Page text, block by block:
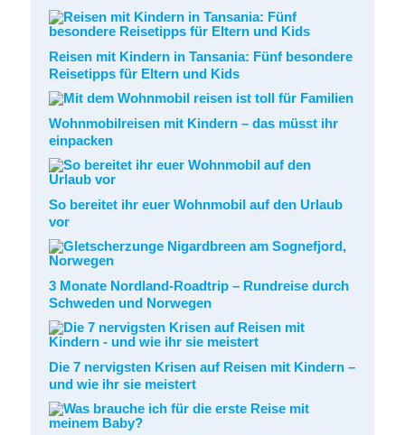
Reisen mit Kindern in Tansania: Fünf besondere
Reisetipps für Eltern und Kids
Wohnmobilreisen mit Kindern – das müsst ihr
einpacken
So bereitet ihr euer Wohnmobil auf den Urlaub
vor
3 Monate Nordland-Roadtrip – Rundreise durch
Schweden und Norwegen
Die 7 nervigsten Krisen auf Reisen mit Kindern –
und wie ihr sie meistert